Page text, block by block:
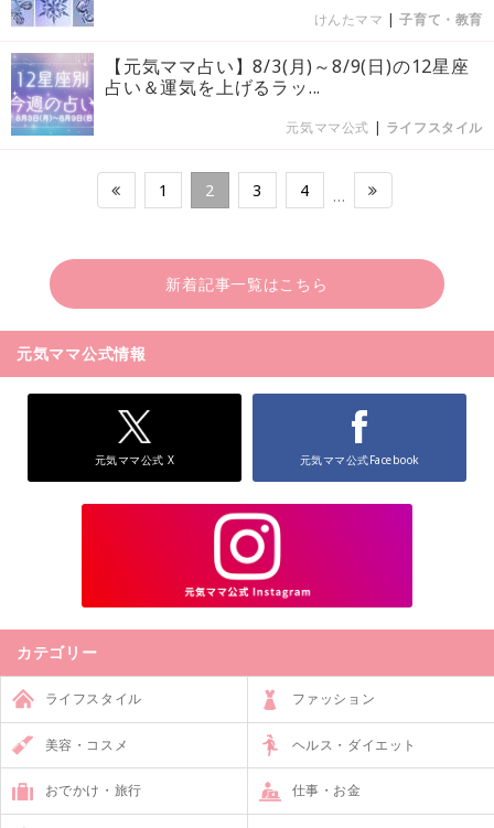
けんたママ |子育て・教育
【元気ママ占い】8/3(月)～8/9(日)の12星座
占い＆運気を上げるラッ...
元気ママ公式 | ライフスタイル
1 2 3 4 …
新着記事一覧はこちら
元気ママ公式情報
元気ママ公式 X 元気ママ公式Facebook
カテゴリー
ライフスタイル ファッション
美容・コスメ ヘルス・ダイエット
おでかけ・旅行 仕事・お金